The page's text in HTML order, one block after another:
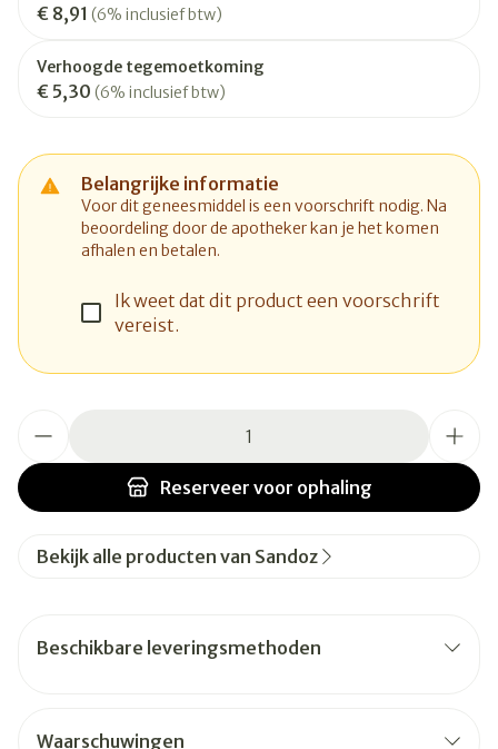
€ 8,91 (6% inclusief btw)
Verhoogde tegemoetkoming
€ 5,30 (6% inclusief btw)
Belangrijke informatie
Voor dit geneesmiddel is een voorschrift nodig. Na
beoordeling door de apotheker kan je het komen
afhalen en betalen.
Ik weet dat dit product een voorschrift
vereist.
Reserveer voor ophaling
Bekijk alle producten van Sandoz
Beschikbare leveringsmethoden
Waarschuwingen